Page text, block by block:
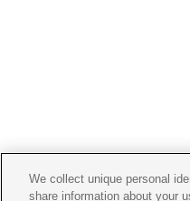
We collect unique personal
share information about your